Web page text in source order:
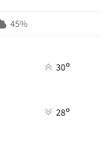
45%
30°
28°